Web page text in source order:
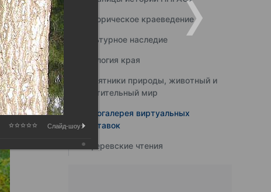
Историческое краеведение
Культурное наследие
Экология края
Памятники природы, животный и
растительный мир
Фотогалерея виртуальных
выставок
Юферевские чтения
Слайд-шоу: